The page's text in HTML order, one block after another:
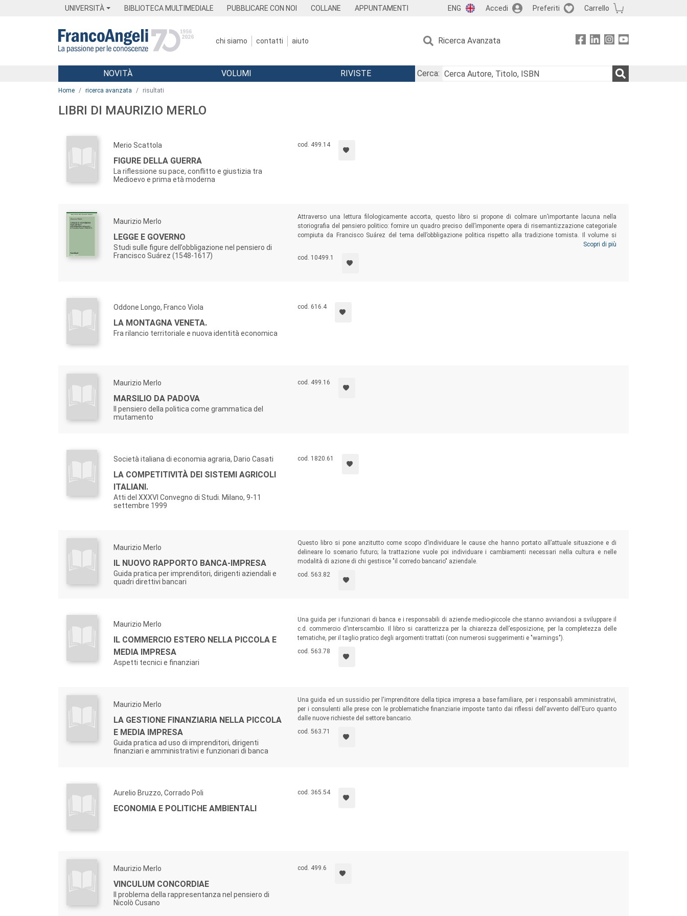
UNIVERSITÀ BIBLIOTECA MULTIMEDIALE PUBBLICARE CON NOI COLLANE APPUNTAMENTI ENG Accedi Preferiti Carrello
chi siamo contatti aiuto Ricerca Avanzata
Menu
NOVITÀ VOLUMI RIVISTE
Cerca:
Home ricerca avanzata risultati
LIBRI DI MAURIZIO MERLO
Merio Scattola
FIGURE DELLA GUERRA
La riflessione su pace, conflitto e giustizia tra
Medioevo e prima età moderna
cod. 499.14
Maurizio Merlo
LEGGE E GOVERNO
Studi sulle figure dell’obbligazione nel pensiero di
Francisco Suárez (1548-1617)
Attraverso una lettura filologicamente accorta, questo libro si propone di colmare un’importante lacuna nella
storiografia del pensiero politico: fornire un quadro preciso dell’imponente opera di risemantizzazione categoriale
compiuta da Francisco Suárez del tema dell’obbligazione politica rispetto alla tradizione tomista. Il volume si
propone di evidenziare come l’impresa filosofico-politica del teologo e giurista salmantino giochi un ruolo
determinante rispetto alla genesi del moderno giusnaturalismo.
Scopri di più
cod. 10499.1
Oddone Longo, Franco Viola
LA MONTAGNA VENETA.
Fra rilancio territoriale e nuova identità economica
cod. 616.4
Maurizio Merlo
MARSILIO DA PADOVA
Il pensiero della politica come grammatica del
mutamento
cod. 499.16
Società italiana di economia agraria, Dario Casati
LA COMPETITIVITÀ DEI SISTEMI AGRICOLI
ITALIANI.
Atti del XXXVI Convegno di Studi. Milano, 9-11
settembre 1999
cod. 1820.61
Maurizio Merlo
IL NUOVO RAPPORTO BANCA-IMPRESA
Guida pratica per imprenditori, dirigenti aziendali e
quadri direttivi bancari
Questo libro si pone anzitutto come scopo d’individuare le cause che hanno portato all’attuale situazione e di
delineare lo scenario futuro; la trattazione vuole poi individuare i cambiamenti necessari nella cultura e nelle
modalità di azione di chi gestisce "il corredo bancario" aziendale.
cod. 563.82
Maurizio Merlo
IL COMMERCIO ESTERO NELLA PICCOLA E
MEDIA IMPRESA
Aspetti tecnici e finanziari
Una guida per i funzionari di banca e i responsabili di aziende medio-piccole che stanno avviandosi a sviluppare il
c.d. commercio d’interscambio. Il libro si caratterizza per la chiarezza dell’esposizione, per la completezza delle
tematiche, per il taglio pratico degli argomenti trattati (con numerosi suggerimenti e "warnings").
cod. 563.78
Maurizio Merlo
LA GESTIONE FINANZIARIA NELLA PICCOLA
E MEDIA IMPRESA
Guida pratica ad uso di imprenditori, dirigenti
finanziari e amministrativi e funzionari di banca
Una guida ed un sussidio per l'imprenditore della tipica impresa a base familiare, per i responsabili amministrativi,
per i consulenti alle prese con le problematiche finanziarie imposte tanto dai riflessi dell'avvento dell'Euro quanto
dalle nuove richieste del settore bancario.
cod. 563.71
Aurelio Bruzzo, Corrado Poli
ECONOMIA E POLITICHE AMBIENTALI
cod. 365.54
Maurizio Merlo
VINCULUM CONCORDIAE
Il problema della rappresentanza nel pensiero di
Nicolò Cusano
cod. 499.6